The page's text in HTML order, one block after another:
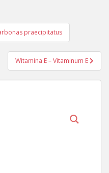
praecipitatus
Witamina E – Vitaminum E